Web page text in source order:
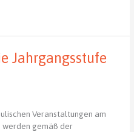
Jahrgangsstufe
Veranstaltungen am
werden gemäß der